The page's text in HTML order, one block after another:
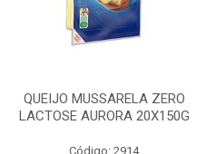
QUEIJO MUSSARELA ZERO
LACTOSE AURORA 20X150G
Código: 2914